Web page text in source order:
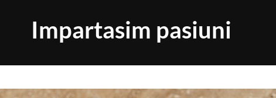
Impartasim pasiuni